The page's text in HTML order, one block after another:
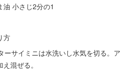
油 小さじ2分の1
方
ーサイミニは水洗いし水気を切る。
え混ぜる。